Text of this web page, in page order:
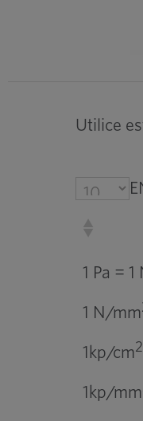
Utilice
1 Pa =
1 N/mm
1kp/cm2
1kp/mm